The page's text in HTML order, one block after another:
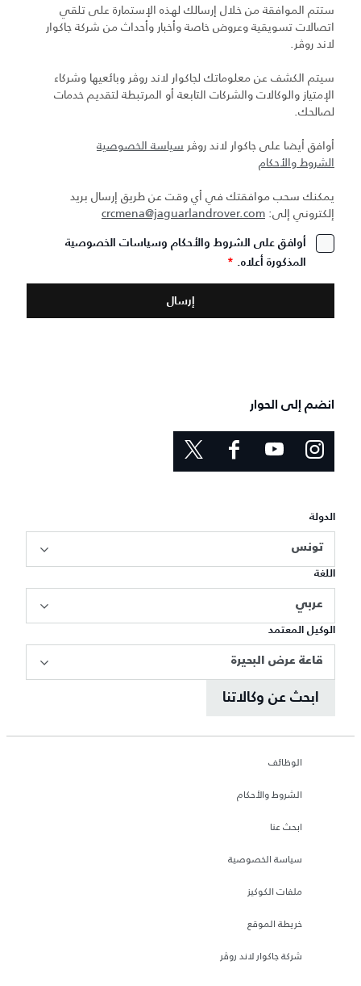
ستتم الموافقة من خلال إرسالك لهذه الإستمارة على تلقي
اتصالات تسويقية وعروض خاصة وأخبار وأحداث من شركة جاكوار
لاند روڤر.
سيتم الكشف عن معلوماتك لجاكوار لاند روڤر وبائعيها وشركاء
الإمتياز والوكالات والشركات التابعة أو المرتبطة لتقديم خدمات
لصالحك.
أوافق أيضا على جاكوار لاند روڤر سياسة الخصوصية
الشروط والأحكام
يمكنك سحب موافقتك في أي وقت عن طريق إرسال بريد
إلكتروني إلى: crcmena@jaguarlandrover.com
أوافق على الشروط والأحكام وسياسات الخصوصية
المذكورة أعلاه. *
انضم إلى الحوار
الدولة
تونس
اللغة
عربي
الوكيل المعتمد
قاعة عرض البحيرة
ابحث عن وكالاتنا
الوظائف
الشروط والأحكام
ابحث عنا
سياسة الخصوصية
ملفات الكوكيز
خريطة الموقع
شركة جاكوار لاند روڤر